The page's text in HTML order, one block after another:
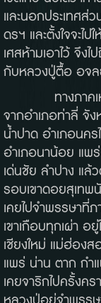
และนอกประเทศส่
ดรฯ และตั้งใจจะไ
เศสห้ามเอาไว้ จึง
กับหลวงปู่ตื้อ อจล
ทางภาคเหนือ
จากอำเภอท่าลี่ จั
น้ำปาด อำเภอนค
อำเภอนาน้อย แพ
เด่นชัย ลำปาง แล้
รอบเขาดอยสุเทพ
เคยไปจำพรรษาที่
เขาเกือบทุกเผ่า อ
เชียงใหม่ แม่ฮ่อง
แพร่ น่าน ตาก กำ
เคยจาริกไปครั้งค